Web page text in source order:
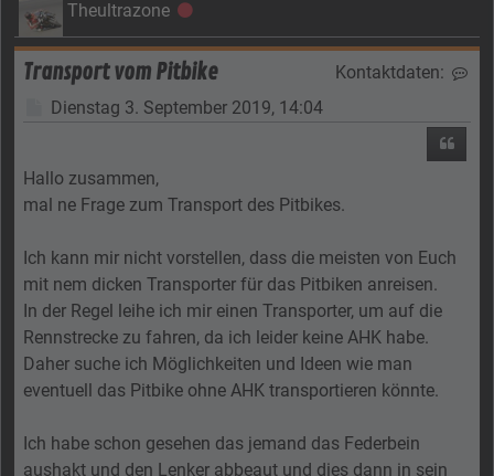
Theultrazone Offline
Transport vom Pitbike Kontaktdaten:
Beitrag
Dienstag 3. September 2019, 14:04
Hallo zusammen,
mal ne Frage zum Transport des Pitbikes.
Ich kann mir nicht vorstellen, dass die meisten von Euch
mit nem dicken Transporter für das Pitbiken anreisen.
In der Regel leihe ich mir einen Transporter, um auf die
Rennstrecke zu fahren, da ich leider keine AHK habe.
Daher suche ich Möglichkeiten und Ideen wie man
eventuell das Pitbike ohne AHK transportieren könnte.
Ich habe schon gesehen das jemand das Federbein
aushakt und den Lenker abbeaut und dies dann in sein